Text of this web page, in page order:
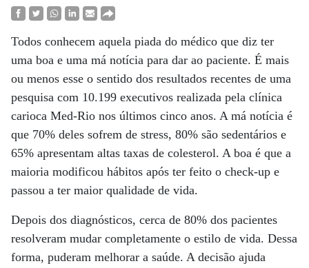
Todos conhecem aquela piada do médico que diz ter
uma boa e uma má notícia para dar ao paciente. É mais
ou menos esse o sentido dos resultados recentes de uma
pesquisa com 10.199 executivos realizada pela clínica
carioca Med-Rio nos últimos cinco anos. A má notícia é
que 70% deles sofrem de stress, 80% são sedentários e
65% apresentam altas taxas de colesterol. A boa é que a
maioria modificou hábitos após ter feito o check-up e
passou a ter maior qualidade de vida.
Depois dos diagnósticos, cerca de 80% dos pacientes
resolveram mudar completamente o estilo de vida. Dessa
forma, puderam melhorar a saúde. A decisão ajuda